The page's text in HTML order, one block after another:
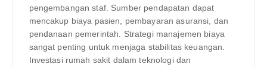
pengembangan staf. Sumber pendapatan dapat
mencakup biaya pasien, pembayaran asuransi, dan
pendanaan pemerintah. Strategi manajemen biaya
sangat penting untuk menjaga stabilitas keuangan.
Investasi rumah sakit dalam teknologi dan